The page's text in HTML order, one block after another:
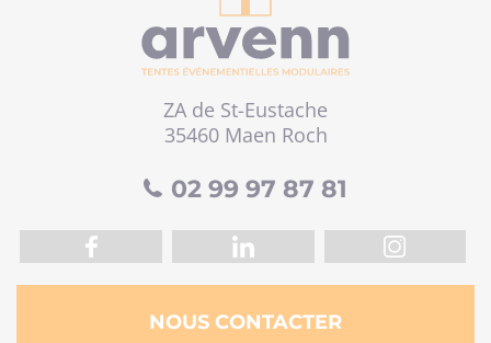
ZA de St-Eustache
35460 Maen Roch
02 99 97 87 81
NOUS CONTACTER